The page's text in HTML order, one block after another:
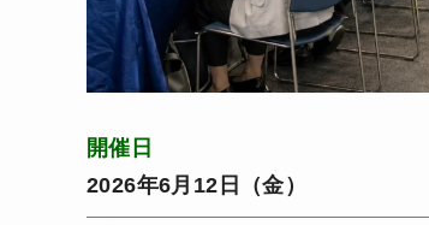
開催日
2026年6月12日（金）